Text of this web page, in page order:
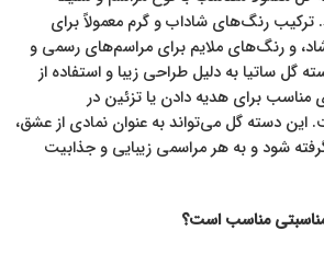
رنگ‌های شاداب و گرم معمولاً برای
و رنگ‌های ملایم برای مراسم‌های رسمی و
گل ساتیا به دلیل طراحی زیبا و استفاده از
مناسب برای هدیه دادن یا تزئین در
دسته گل می‌تواند به عنوان نمادی از عشق،
شود و به هر مراسمی زیبایی و جذابیت
مناسب است؟